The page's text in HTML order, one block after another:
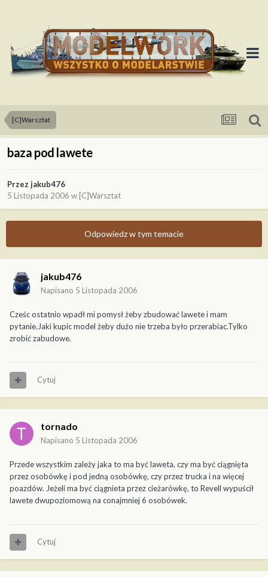
[C]Warsztat
baza pod lawete
Przez jakub476
5 Listopada 2006 w [C]Warsztat
Odpowiedz w tym temacie
jakub476
Napisano 5 Listopada 2006
Cześc ostatnio wpadł mi pomysł żeby zbudować lawete i mam
pytanie.Jaki kupic model żeby dużo nie trzeba było przerabiac.Tylko
zrobić zabudowe.
Cytuj
tornado
Napisano 5 Listopada 2006
Przede wszystkim zależy jaka to ma być laweta, czy ma być ciągnięta
przez osobówkę i pod jedną osobówkę, czy przez trucka i na więcej
poazdów. Jeżeli ma być ciągnieta przez cieżarówkę, to Revell wypuścił
lawete dwupoziomową na conajmniej 6 osobówek.
Cytuj